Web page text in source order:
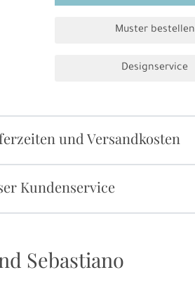
Muster bestellen
Designservice
und Versandkosten
Kundenservice
Sebastiano